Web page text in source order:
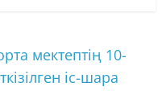
мектептің 10-
іс-шара